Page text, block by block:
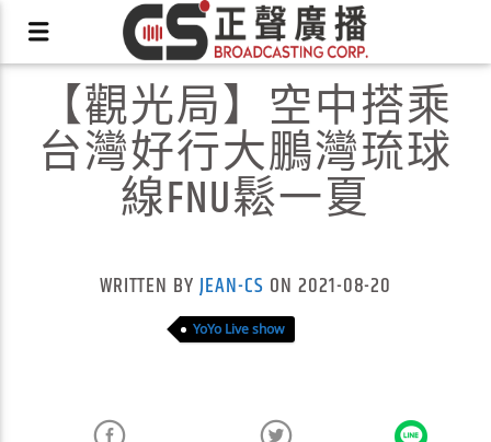
【觀光局】空中搭乘
台灣好行大鵬灣琉球
線FNU鬆一夏
WRITTEN BYJEAN-CS ON 2021-08-20
YoYo Live show